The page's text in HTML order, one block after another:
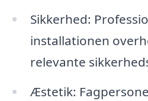
Sikkerhed:
installationen
relevante
Æstetik: